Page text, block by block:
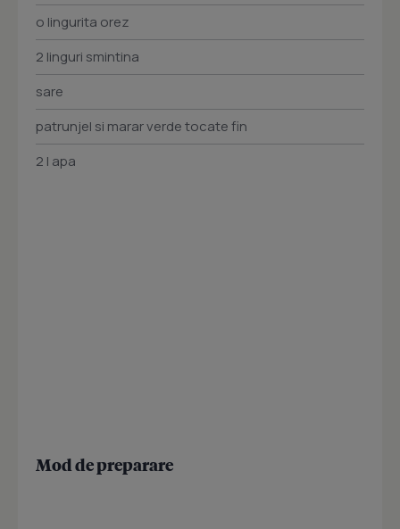
o lingurita orez
2 linguri smintina
sare
patrunjel si marar verde tocate fin
2 l apa
Mod de preparare